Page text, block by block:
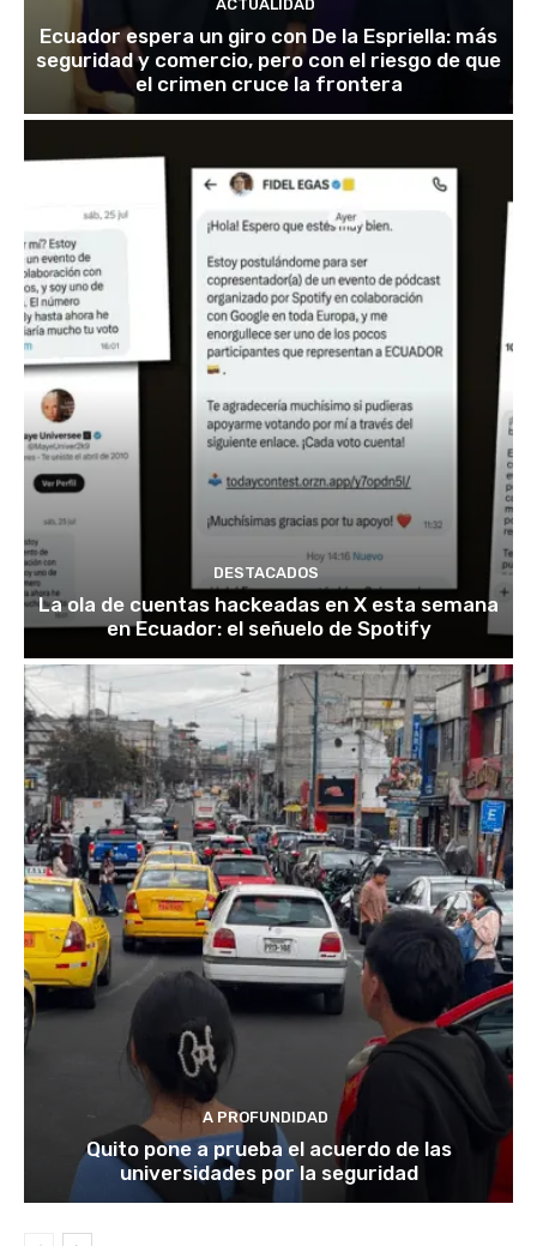
ACTUALIDAD
Ecuador espera un giro con De la Espriella: más
seguridad y comercio, pero con el riesgo de que
el crimen cruce la frontera
DESTACADOS
La ola de cuentas hackeadas en X esta semana
en Ecuador: el señuelo de Spotify
A PROFUNDIDAD
Quito pone a prueba el acuerdo de las
universidades por la seguridad